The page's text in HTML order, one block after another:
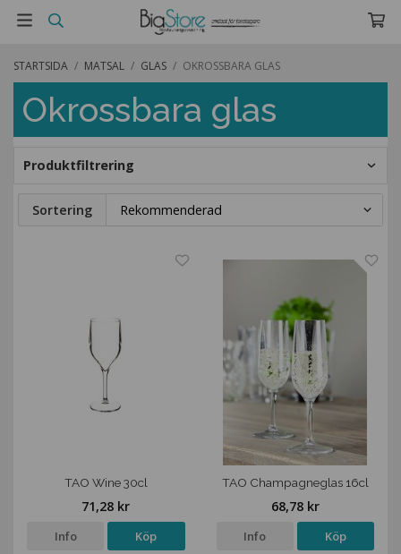
STARTSIDA / MATSAL / GLAS / OKROSSBARA GLAS
Okrossbara glas
Produktfiltrering
Sortering
TAO Wine 30cl
71,28 kr
Info Köp
TAO Champagneglas 16cl
68,78 kr
Info Köp